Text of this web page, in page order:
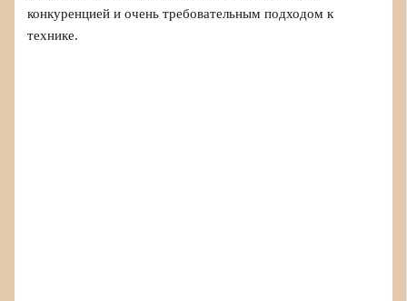
конкуренцией и очень требовательным подходом к
технике.